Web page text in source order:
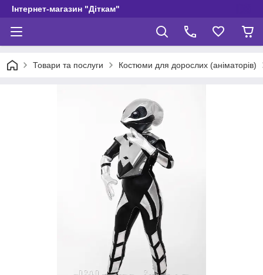
Інтернет-магазин "Діткам"
Товари та послуги Костюми для дорослих (аніматорів)